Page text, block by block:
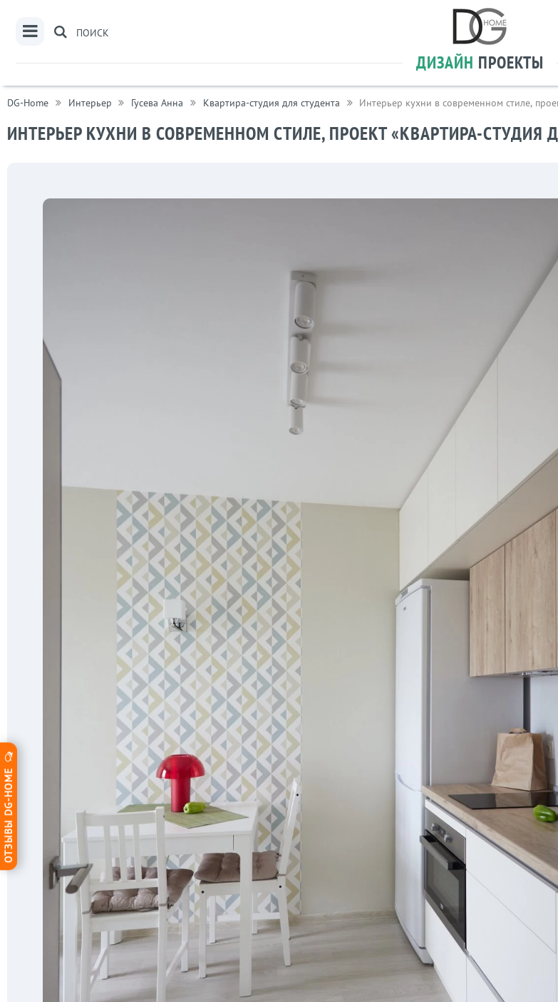
ОТЗЫВЫ DG-HOME
ПОИСК
ДИЗАЙН ПРОЕКТЫ
DG-Home Интерьер Гусева Анна Квартира-студия для студента Интерьер кухни в современном стиле,
ИНТЕРЬЕР КУХНИ В СОВРЕМЕННОМ СТИЛЕ, ПРОЕКТ «КВАРТИРА-СТУДИЯ